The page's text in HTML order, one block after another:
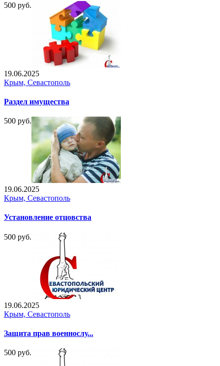
500 руб.
19.06.2025
Крым, Севастополь
Раздел имущества
500 руб.
19.06.2025
Крым, Севастополь
Установление отцовства
500 руб.
19.06.2025
Крым, Севастополь
Защита прав военнослу...
500 руб.